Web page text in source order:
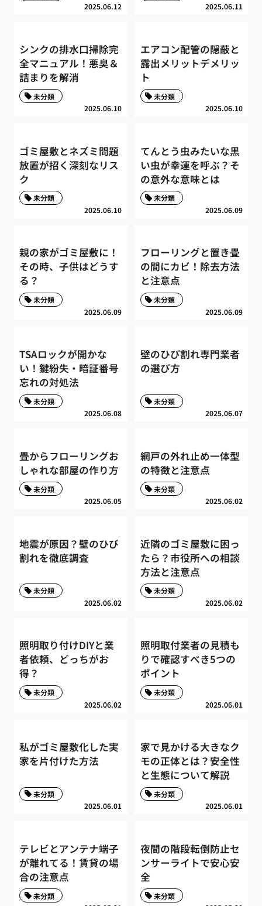
2025.06.12 2025.06.11
シンクの排水口掃除完
全マニュアル！悪臭＆
詰まりを解消
2025.06.10
未分類
エアコン配管の隠蔽と
露出メリットデメリッ
ト
2025.06.10
未分類
ゴミ屋敷とネズミ問題
放置が招く深刻なリス
ク
2025.06.10
未分類
てんとう虫みたいな黒
い虫が幸運を呼ぶ？そ
の意外な意味とは
2025.06.09
未分類
親の家がゴミ屋敷に！
その時、子供はどうす
る？
2025.06.09
未分類
フローリングと置き畳
の間にカビ！除去方法
と注意点
2025.06.09
未分類
TSAロックが開かな
い！鍵紛失・暗証番号
忘れの対処法
2025.06.08
未分類
壁のひび割れ専門業者
の選び方
2025.06.07
未分類
畳からフローリングお
しゃれな部屋の作り方
2025.06.05
未分類
網戸の外れ止め一体型
の特徴と注意点
2025.06.02
未分類
地震が原因？壁のひび
割れを徹底調査
2025.06.02
未分類
近隣のゴミ屋敷に困っ
たら？市役所への相談
方法と注意点
2025.06.02
未分類
照明取り付けDIYと業
者依頼、どっちがお
得？
2025.06.02
未分類
照明取付業者の見積も
りで確認すべき5つの
ポイント
2025.06.01
未分類
私がゴミ屋敷化した実
家を片付けた方法
2025.06.01
未分類
家で見かける大きなク
モの正体とは？安全性
と生態について解説
2025.06.01
未分類
テレビとアンテナ端子
が離れてる！賃貸の場
合の注意点
未分類
夜間の階段転倒防止セ
ンサーライトで安心安
全
未分類